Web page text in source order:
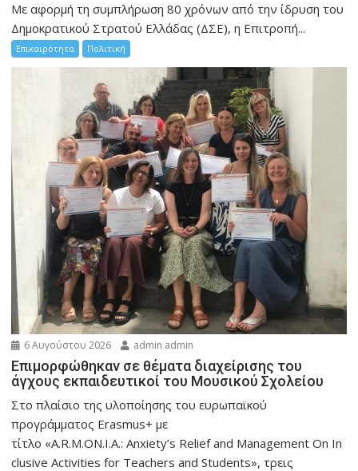
Με αφορμή τη συμπλήρωση 80 χρόνων από την ίδρυση του
Δημοκρατικού Στρατού Ελλάδας (ΔΣΕ), η Επιτροπή...
Επικαιρότητα Πολιτική
6 Αυγούστου 2026 admin admin
Eπιμορφώθηκαν σε θέματα διαχείρισης του
άγχους εκπαιδευτικοί του Μουσικού Σχολείου
Στο πλαίσιο της υλοποίησης του ευρωπαϊκού
προγράμματος Erasmus+ με
τίτλο «A.R.M.ON.I.A.: Anxiety’s Relief and Management On In
clusive Activities for Teachers and Students», τρεις